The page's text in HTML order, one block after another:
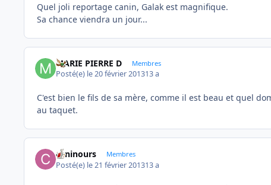
Quel joli reportage canin, Galak est magnifique.
Sa chance viendra un jour...
MARIE PIERRE D Membres
Posté(e) le 20 février 201313 a
C'est bien le fils de sa mère, comme il est beau et quel
au taquet.
caninours Membres
Posté(e) le 21 février 201313 a